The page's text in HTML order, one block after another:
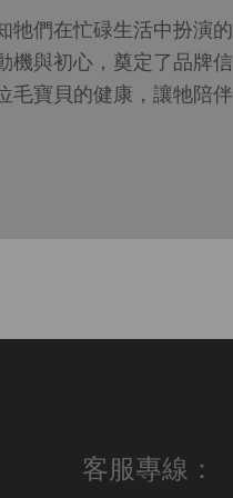
牠們在忙碌生活中扮演的
機與初心，奠定了品牌信
毛寶貝的健康，讓牠陪伴
客服專線：